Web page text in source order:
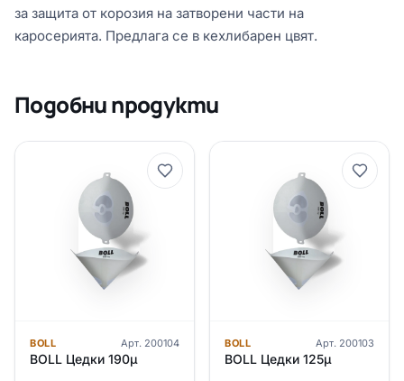
за защита от корозия на затворени части на
каросерията. Предлага се в кехлибарен цвят.
Подобни продукти
BOLL Арт. 200104
BOLL Цедки 190μ
BOLL Арт. 200103
BOLL Цедки 125μ